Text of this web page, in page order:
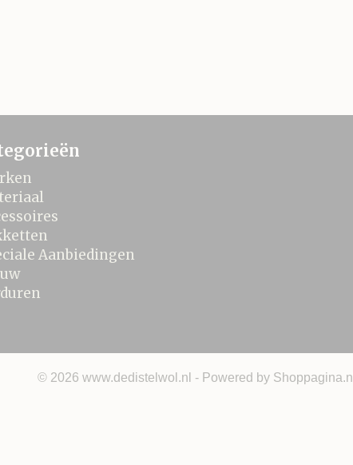
Aanbiedingen
© 2026 www.dedistelwol.nl - Powered by Shoppagina.nl